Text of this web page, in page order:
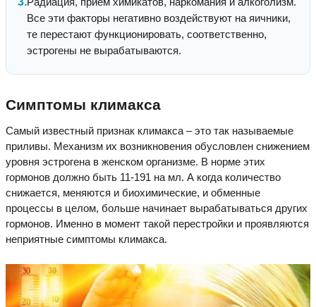
Все эти факторы негативно воздействуют на яичники,
те перестают функционировать, соответственно,
эстрогены не вырабатываются.
Симптомы климакса
Самый известный признак климакса – это так называемые
приливы. Механизм их возникновения обусловлен снижением
уровня эстрогена в женском организме. В норме этих
гормонов должно быть 11-191 на мл. А когда количество
снижается, меняются и биохимические, и обменные
процессы в целом, больше начинает вырабатываться других
гормонов. Именно в момент такой перестройки и проявляются
неприятные симптомы климакса.